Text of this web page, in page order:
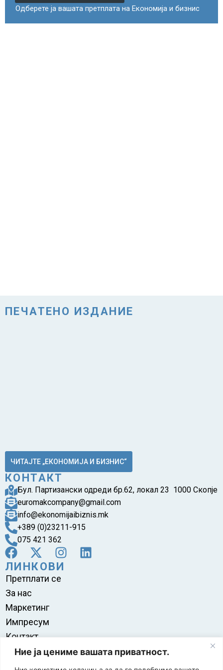
Ние ја цениме вашата приватност.
Одберете ја вашата претплата на Економија и бизнис
ПЕЧАТЕНО ИЗДАНИЕ
ЧИТАЈТЕ „ЕКОНОМИЈА И БИЗНИС“
КОНТАКТ
Бул. Партизански одреди бр.62, локал 23 1000 Скопје
euromakcompany@gmail.com
info@ekonomijaibiznis.mk
+389 (0)23211-915
075 421 362
ЛИНКОВИ
Претплати се
За нас
Маркетинг
Импресум
Контакт
Правила на користење